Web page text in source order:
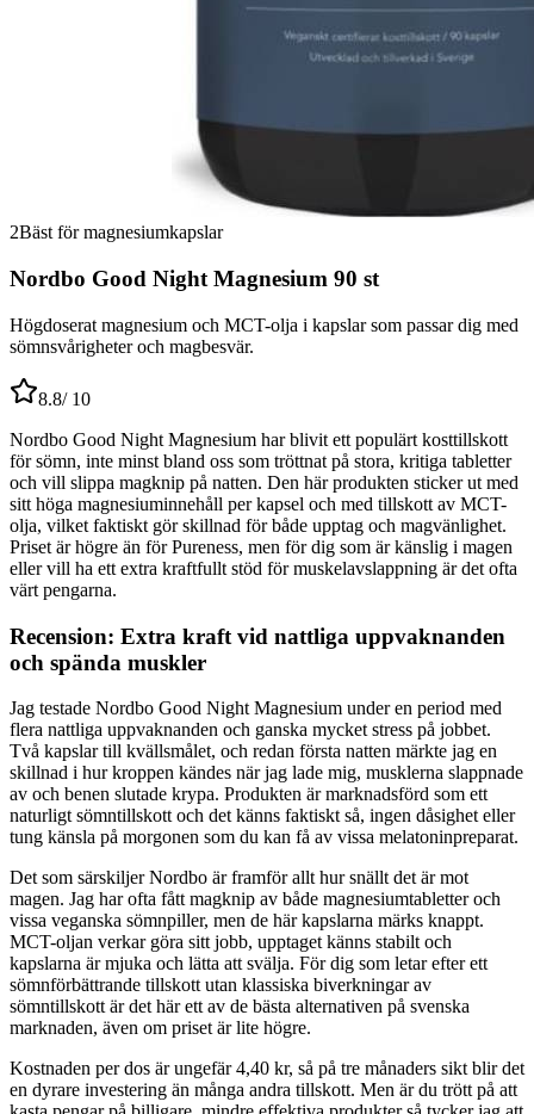
2Bäst för magnesiumkapslar
Nordbo Good Night Magnesium 90 st
Högdoserat magnesium och MCT-olja i kapslar som passar dig med
sömnsvårigheter och magbesvär.
8.8/ 10
Nordbo Good Night Magnesium har blivit ett populärt kosttillskott
för sömn, inte minst bland oss som tröttnat på stora, kritiga tabletter
och vill slippa magknip på natten. Den här produkten sticker ut med
sitt höga magnesiuminnehåll per kapsel och med tillskott av MCT-
olja, vilket faktiskt gör skillnad för både upptag och magvänlighet.
Priset är högre än för Pureness, men för dig som är känslig i magen
eller vill ha ett extra kraftfullt stöd för muskelavslappning är det ofta
värt pengarna.
Recension: Extra kraft vid nattliga uppvaknanden
och spända muskler
Jag testade Nordbo Good Night Magnesium under en period med
flera nattliga uppvaknanden och ganska mycket stress på jobbet.
Två kapslar till kvällsmålet, och redan första natten märkte jag en
skillnad i hur kroppen kändes när jag lade mig, musklerna slappnade
av och benen slutade krypa. Produkten är marknadsförd som ett
naturligt sömntillskott och det känns faktiskt så, ingen dåsighet eller
tung känsla på morgonen som du kan få av vissa melatoninpreparat.
Det som särskiljer Nordbo är framför allt hur snällt det är mot
magen. Jag har ofta fått magknip av både magnesiumtabletter och
vissa veganska sömnpiller, men de här kapslarna märks knappt.
MCT-oljan verkar göra sitt jobb, upptaget känns stabilt och
kapslarna är mjuka och lätta att svälja. För dig som letar efter ett
sömnförbättrande tillskott utan klassiska biverkningar av
sömntillskott är det här ett av de bästa alternativen på svenska
marknaden, även om priset är lite högre.
Kostnaden per dos är ungefär 4,40 kr, så på tre månaders sikt blir det
en dyrare investering än många andra tillskott. Men är du trött på att